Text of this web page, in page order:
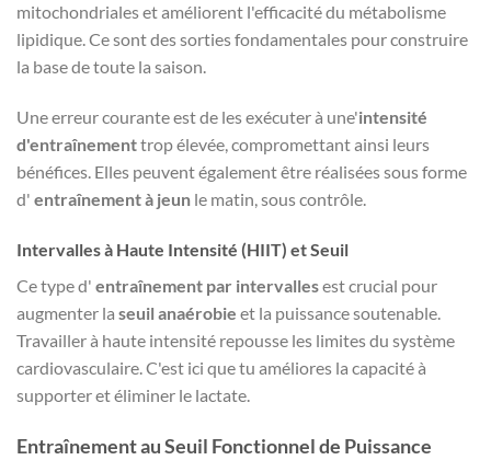
mitochondriales et améliorent l'efficacité du métabolisme
lipidique. Ce sont des sorties fondamentales pour construire
la base de toute la saison.
Une erreur courante est de les exécuter à une'intensité
d'entraînementtrop élevée, compromettant ainsi leurs
bénéfices. Elles peuvent également être réalisées sous forme
d' entraînement à jeun le matin, sous contrôle.
Intervalles à Haute Intensité (HIIT) et Seuil
Ce type d' entraînement par intervallesest crucial pour
augmenter la seuil anaérobie et la puissance soutenable.
Travailler à haute intensité repousse les limites du système
cardiovasculaire. C'est ici que tu améliores la capacité à
supporter et éliminer le lactate.
Entraînement au Seuil Fonctionnel de Puissance